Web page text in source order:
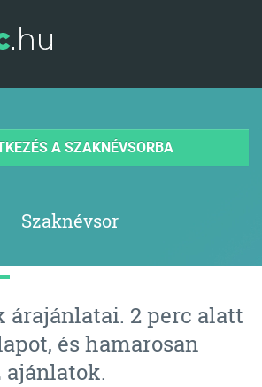
Szaknévsor
A SZAKNÉVSORBA
árajánlatai. 2 perc alatt
és hamarosan
ajánlatok.